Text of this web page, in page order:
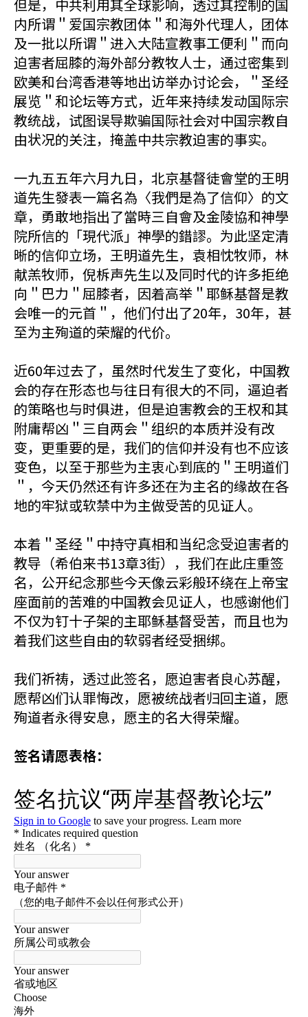
但是，中共利用其全球影响，透过其控制的国
内所谓＂爱国宗教团体＂和海外代理人，团体
及一批以所谓＂进入大陆宣教事工便利＂而向
迫害者屈膝的海外部分教牧人士，通过密集到
欧美和台湾香港等地出访举办讨论会，＂圣经
展览＂和论坛等方式，近年来持续发动国际宗
教统战，试图误导欺骗国际社会对中国宗教自
由状况的关注，掩盖中共宗教迫害的事实。
一九五五年六月九日，北京基督徒會堂的王明
道先生發表一篇名為〈我們是為了信仰〉的文
章，勇敢地指出了當時三自會及金陵協和神學
院所信的「現代派」神學的錯謬。为此坚定清
晰的信仰立场，王明道先生，袁相忱牧师，林
献羔牧师，倪柝声先生以及同时代的许多拒绝
向＂巴力＂屈膝者，因着高举＂耶稣基督是教
会唯一的元首＂，他们付出了20年，30年，甚
至为主殉道的荣耀的代价。
近60年过去了，虽然时代发生了变化，中国教
会的存在形态也与往日有很大的不同，逼迫者
的策略也与时俱进，但是迫害教会的王权和其
附庸帮凶＂三自两会＂组织的本质并没有改
变，更重要的是，我们的信仰并没有也不应该
变色，以至于那些为主衷心到底的＂王明道们
＂，今天仍然还有许多还在为主名的缘故在各
地的牢狱或软禁中为主做受苦的见证人。
本着＂圣经＂中持守真相和当纪念受迫害者的
教导（希伯来书13章3街），我们在此庄重签
名，公开纪念那些今天像云彩般环绕在上帝宝
座面前的苦难的中国教会见证人，也感谢他们
不仅为钉十子架的主耶稣基督受苦，而且也为
着我们这些自由的软弱者经受捆绑。
我们祈祷，透过此签名，愿迫害者良心苏醒，
愿帮凶们认罪悔改，愿被统战者归回主道，愿
殉道者永得安息，愿主的名大得荣耀。
签名请愿表格：